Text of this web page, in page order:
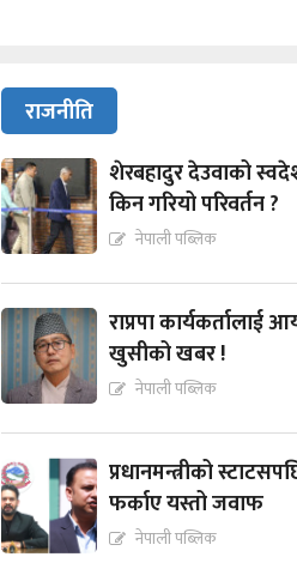
राजनीति
शेरबहादुर देउवाको
किन गरियो परिवर्तन ?
नेपाली पब्लिक
राप्रपा कार्यकर्तालाई
खुसीको खबर !
नेपाली पब्लिक
प्रधानमन्त्रीको
फर्काए यस्तो जवाफ
नेपाली पब्लिक